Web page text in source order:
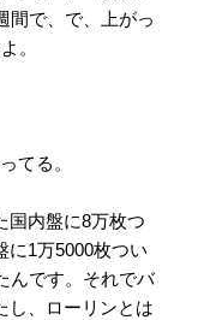
間で、で、上がっ
。
てる。
内盤に8万枚つ
に1万5000枚つい
んです。それでバ
し、ローリンとは